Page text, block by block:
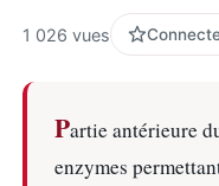
1 026 vues
Partie antérieure
enzymes